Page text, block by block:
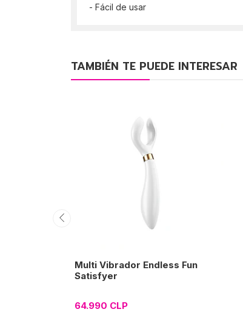
- Fácil de usar
TAMBIÉN TE PUEDE INTERESAR
Multi Vibrador Endless Fun
Satisfyer
64.990 CLP